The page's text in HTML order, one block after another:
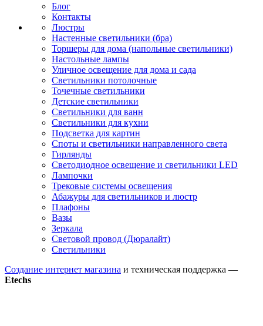
Блог
Контакты
Люстры
Настенные светильники (бра)
Торшеры для дома (напольные светильники)
Настольные лампы
Уличное освещение для дома и сада
Светильники потолочные
Точечные светильники
Детские светильники
Светильники для ванн
Светильники для кухни
Подсветка для картин
Споты и светильники направленного света
Гирлянды
Светодиодное освещение и светильники LED
Лампочки
Трековые системы освещения
Абажуры для светильников и люстр
Плафоны
Вазы
Зеркала
Световой провод (Дюралайт)
Светильники
Создание интернет магазина и техническая поддержка —
Etechs